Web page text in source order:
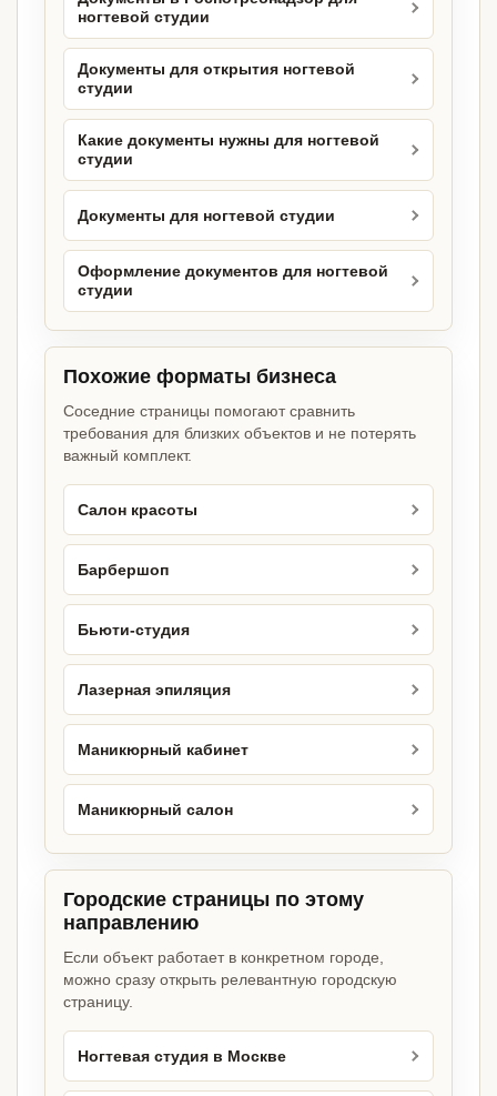
ногтевой студии
Документы для открытия ногтевой
студии
Какие документы нужны для ногтевой
студии
Документы для ногтевой студии
Оформление документов для ногтевой
студии
Похожие форматы бизнеса
Соседние страницы помогают сравнить
требования для близких объектов и не потерять
важный комплект.
Салон красоты
Барбершоп
Бьюти-студия
Лазерная эпиляция
Маникюрный кабинет
Маникюрный салон
Городские страницы по этому
направлению
Если объект работает в конкретном городе,
можно сразу открыть релевантную городскую
страницу.
Ногтевая студия в Москве